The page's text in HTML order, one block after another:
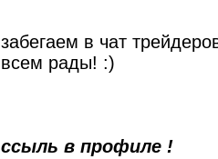
забегаем в чат
всем рады! :)
ссыль в профиле !